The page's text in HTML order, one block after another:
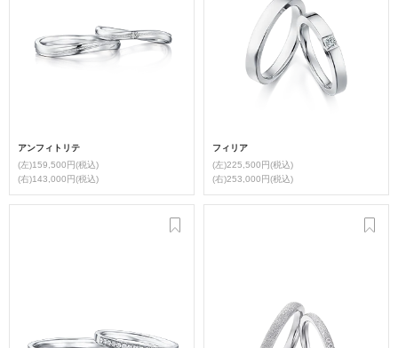
アンフィトリテ
(左)159,500円(税込)
(右)143,000円(税込)
フィリア
(左)225,500円(税込)
(右)253,000円(税込)